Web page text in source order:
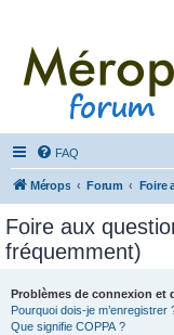
FAQ
Mérops Forum Foire
Foire aux
fréquemment)
Problèmes de connexion et
Pourquoi dois-je m’enregistrer
Que signifie COPPA ?